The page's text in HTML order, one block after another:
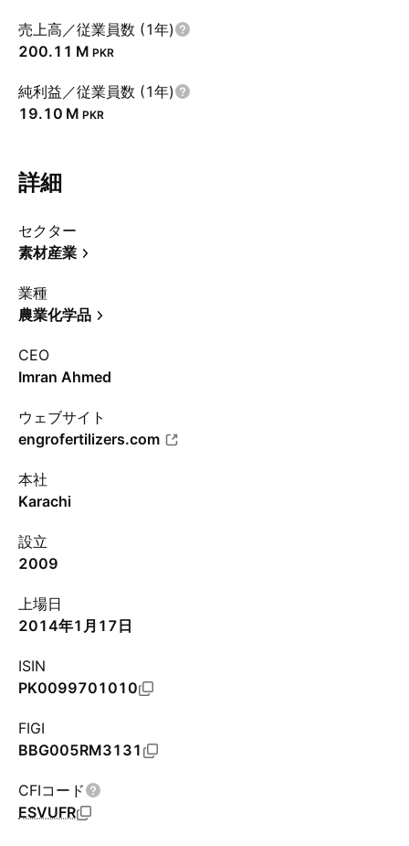
売上高／従業員数 (1年)
‪200.11 M‬ PKR
純利益／従業員数 (1年)
‪19.10 M‬ PKR
詳細
セクター
素材産業
業種
農業化学品
CEO
Imran Ahmed
ウェブサイト
engrofertilizers.com
本社
Karachi
設立
2009
上場日
2014年1月17日
ISIN
PK0099701010
FIGI
BBG005RM3131
CFIコード
ESVUFR